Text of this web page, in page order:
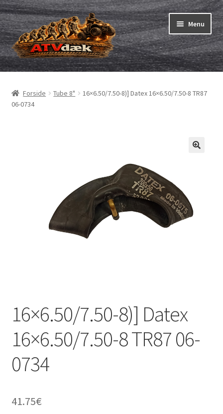
Spring
til
navigation
Spring
til
indhold
Menu
ATV-dæk
Udfold
Dækslanger
Udfold
Forside Tube 8"
16×6.50/7.50-8)] Datex 16×6.50/7.50-8 TR87
06-0734
16×6.50/7.50-8)] Datex
16×6.50/7.50-8 TR87 06-
0734
41.75€